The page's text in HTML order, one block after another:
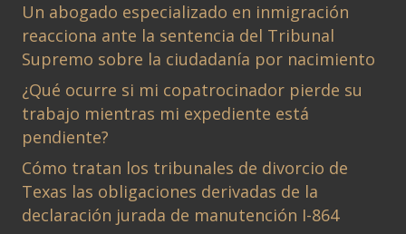
Un abogado especializado en inmigración
reacciona ante la sentencia del Tribunal
Supremo sobre la ciudadanía por nacimiento
¿Qué ocurre si mi copatrocinador pierde su
trabajo mientras mi expediente está
pendiente?
Cómo tratan los tribunales de divorcio de
Texas las obligaciones derivadas de la
declaración jurada de manutención I-864